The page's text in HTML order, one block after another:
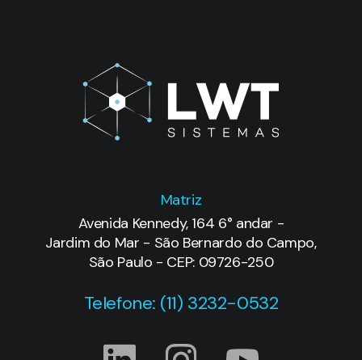
Matriz
Avenida Kennedy, 164 6° andar -
Jardim do Mar - São Bernardo do Campo,
São Paulo - CEP: 09726-250
Telefone: (11) 3232-0532